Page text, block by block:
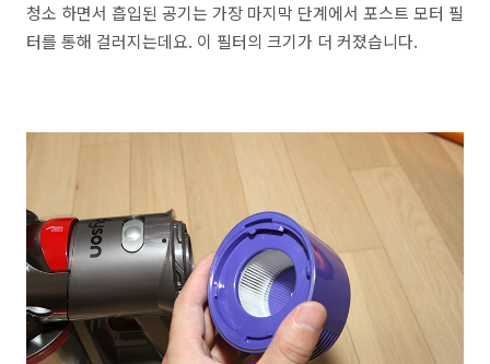
청소 하면서 흡입된 공기는 가장 마지막 단계에서 포스트 모터 필
터를 통해 걸러지는데요. 이 필터의 크기가 더 커졌습니다.